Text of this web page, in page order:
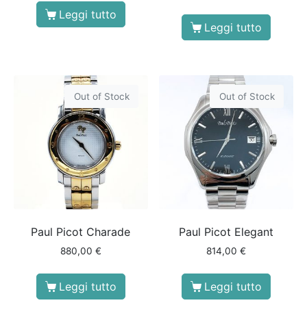
Leggi tutto
Leggi tutto
Out of Stock
Paul Picot Charade
880,00 €
Leggi tutto
Out of Stock
Paul Picot Elegant
814,00€
Leggi tutto